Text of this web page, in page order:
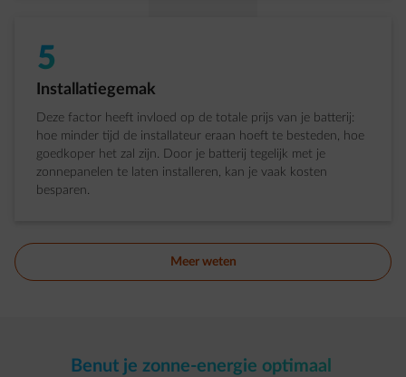
5
Stap 5 van 5:
Installatiegemak
Deze factor heeft invloed op de totale prijs van je batterij:
hoe minder tijd de installateur eraan hoeft te besteden, hoe
goedkoper het zal zijn. Door je batterij tegelijk met je
zonnepanelen te laten installeren, kan je vaak kosten
besparen.
Meer weten
Benut je zonne-energie optimaal